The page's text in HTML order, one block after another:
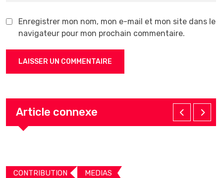
Enregistrer mon nom, mon e-mail et mon site dans le
navigateur pour mon prochain commentaire.
Article connexe
CONTRIBUTION MEDIAS